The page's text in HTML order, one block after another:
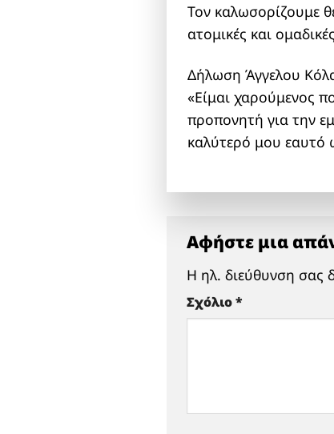
Τον καλωσορίζουμε
ατομικές και
Δήλωση Άγγελου
«Είμαι χαρούμενος
προπονητή για την
καλύτερό μου εαυτό
Αφήστε μια
Η ηλ. διεύθυνση σας
Σχόλιο*